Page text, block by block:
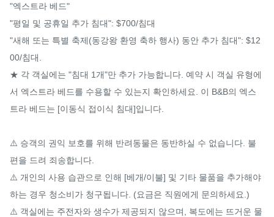
"엑스트라 베드"
"평일 및 공휴일 추가 침대": $700/침대
"새해 또는 특별 축제(동강왕 환영 축하 행사) 동안 추가 침대": $12
00/침대.
★ 각 객실에는 "침대 1개"만 추가 가능합니다. 예약 시 객실 유형에
서 엑스트라 베드를 수용할 수 있는지 확인하세요. 이 B&B의 엑스
트라 베드는 [이동식 접이식 침대]입니다.
⚠️ 승객의 권익 보호를 위해 반려동물은 동반하실 수 없습니다. 불
편을 드려 죄송합니다.
⚠️ 개인의 사용 습관으로 인해 [베개/이불] 및 기타 물품을 추가해야
하는 경우 청소비가 청구됩니다. (요금은 직원에게 문의하세요.)
⚠️ 객실에는 주전자와 생수가 제공되지 않으며, 복도에는 뜨거운 물